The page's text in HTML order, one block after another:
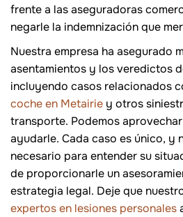
frente a las aseguradoras
negarle la indemnización que
Nuestra empresa ha asegurado
asentamientos y los veredictos
incluyendo casos relacionados
coche en Metairie y otros
transporte. Podemos
ayudarle. Cada caso es único, y
necesario para entender su
de proporcionarle un
estrategia legal. Deje que
expertos en lesiones personales